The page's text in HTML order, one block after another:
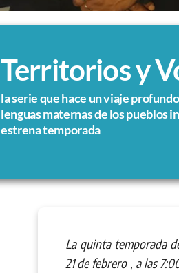
Territorios y
la serie que hace un viaje
lenguas maternas de los pueblos
estrena temporada
La quinta temporada
21 de febrero , a las